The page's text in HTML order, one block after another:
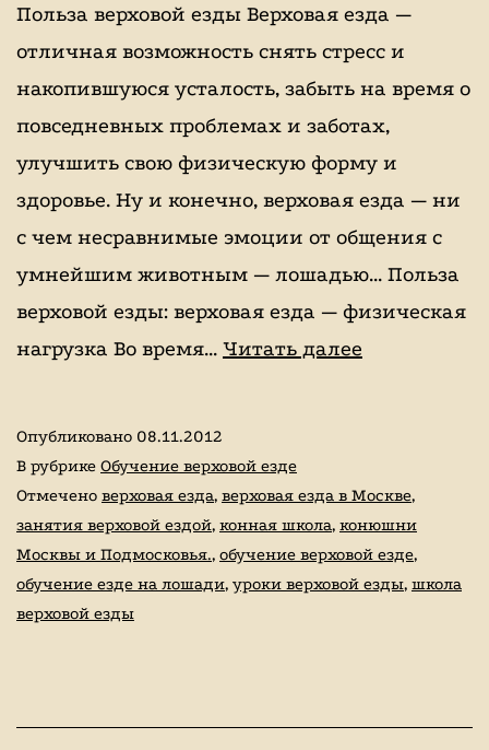
Польза верховой езды Верховая езда —
отличная возможность снять стресс и
накопившуюся усталость, забыть на время о
повседневных проблемах и заботах,
улучшить свою физическую форму и
здоровье. Ну и конечно, верховая езда — ни
с чем несравнимые эмоции от общения с
умнейшим животным — лошадью… Польза
верховой езды: верховая езда — физическая
нагрузка Во время… Читать далее
Опубликовано 08.11.2012
В рубрике Обучение верховой езде
Отмечено верховая езда, верховая езда в Москве,
занятия верховой ездой, конная школа, конюшни
Москвы и Подмосковья., обучение верховой езде,
обучение езде на лошади, уроки верховой езды, школа
верховой езды